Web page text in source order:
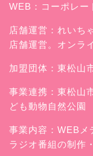
WEB： コーポレー
店舗運営： れいち
店舗運営。オンラ
加盟団体：東松山
事業連携：東松山
ども動物自然公園
事業内容：WEBメ
ラジオ番組の制作